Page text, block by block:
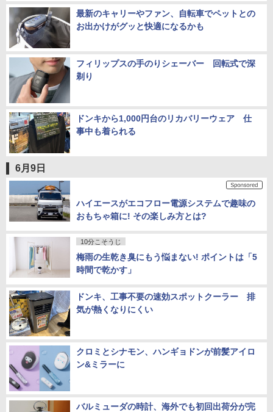
最新のキャリーやファン、自転車でペットとの
お出かけがグッと快適になるかも
フィリップスの手のりシェーバー 回転式で深
剃り
ドンキから1,000円台のリカバリーウェア 仕
事中も着られる
6月9日
ハイエースがエコフロー電源システムで趣味の
おもちゃ箱に! その楽しみ方とは?
10分こそうじ
梅雨の生乾き臭にもう悩まない! ポイントは「5
時間で乾かす」
ドンキ、工事不要の速効スポットクーラー 排
気が熱くなりにくい
クロミとシナモン、ハンギョドンが前髪アイロ
ン&ミラーに
バルミューダの時計、海外でも初回出荷分が完